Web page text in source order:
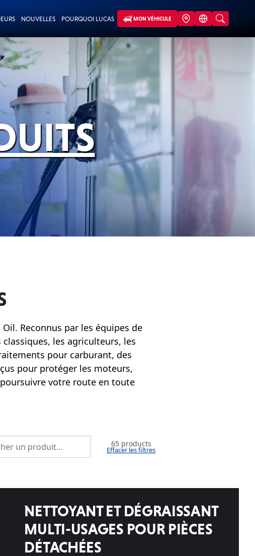
NOUVELLES POURQUOI LUCAS MON VÉHICULE
Reconnus par les équipes de
les agriculteurs, les
pour carburant, des
pour protéger les moteurs,
votre route en toute
65 products
Effacer les filtres
NETTOYANT ET DÉGRAISSANT
MULTI-USAGES POUR PIÈCES
DÉTACHÉES